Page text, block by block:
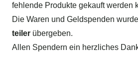
fehlende Produkte gekauft werden
Die Waren und Geldspenden
teiler übergeben.
Allen Spendern ein herzliches